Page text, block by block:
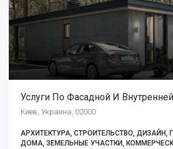
Киев, Украина, 02000
АРХИТЕКТУРА, СТРОИТЕЛЬСТВО, ДИЗАЙН,
ДОМА, ЗЕМЕЛЬНЫЕ УЧАСТКИ,